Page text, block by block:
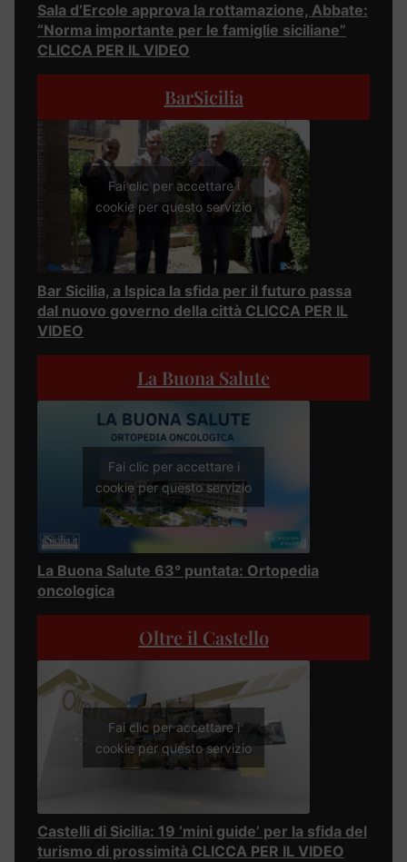
Sala d’Ercole approva la rottamazione, Abbate:
“Norma importante per le famiglie siciliane”
CLICCA PER IL VIDEO
BarSicilia
Fai clic per accettare i
cookie per questo servizio
Bar Sicilia, a Ispica la sfida per il futuro passa
dal nuovo governo della città CLICCA PER IL
VIDEO
La Buona Salute
Fai clic per accettare i
cookie per questo servizio
La Buona Salute 63° puntata: Ortopedia
oncologica
Oltre il Castello
Fai clic per accettare i
cookie per questo servizio
Castelli di Sicilia: 19 ‘mini guide’ per la sfida del
turismo di prossimità CLICCA PER IL VIDEO